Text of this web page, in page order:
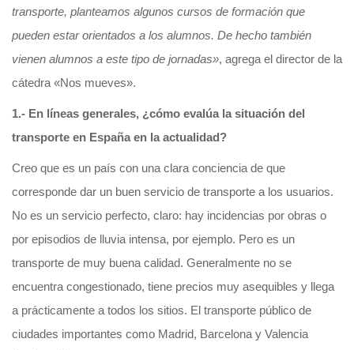
transporte, planteamos algunos cursos de formación que
pueden estar orientados a los alumnos. De hecho también
vienen alumnos a este tipo de jornadas», agrega el director de la
cátedra «Nos mueves».
1.- En líneas generales, ¿cómo evalúa la situación del
transporte en España en la actualidad?
Creo que es un país con una clara conciencia de que
corresponde dar un buen servicio de transporte a los usuarios.
No es un servicio perfecto, claro: hay incidencias por obras o
por episodios de lluvia intensa, por ejemplo. Pero es un
transporte de muy buena calidad. Generalmente no se
encuentra congestionado, tiene precios muy asequibles y llega
a prácticamente a todos los sitios. El transporte público de
ciudades importantes como Madrid, Barcelona y Valencia